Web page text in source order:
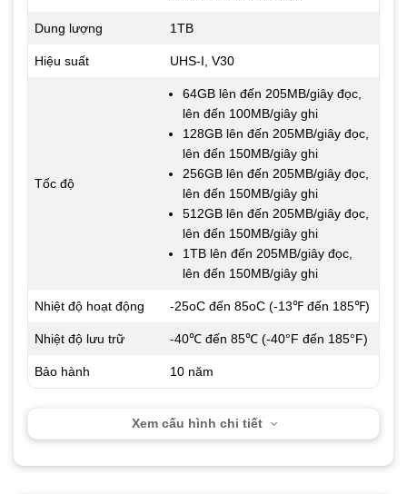
Dung lượng 1TB
Hiệu suất UHS-I, V30
Tốc độ
64GB lên đến 205MB/giây đọc,
lên đến 100MB/giây ghi
128GB lên đến 205MB/giây đọc,
lên đến 150MB/giây ghi
256GB lên đến 205MB/giây đọc,
lên đến 150MB/giây ghi
512GB lên đến 205MB/giây đọc,
lên đến 150MB/giây ghi
1TB lên đến 205MB/giây đọc,
lên đến 150MB/giây ghi
Nhiệt độ hoạt động -25oC đến 85oC (-13℉ đến 185℉)
Nhiệt độ lưu trữ -40℃ đến 85℃ (-40°F đến 185°F)
Bảo hành 10 năm
Xem cấu hình chi tiết